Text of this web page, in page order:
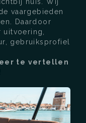
vaargebieden
Daardoor
gebruiksprofiel
te vertellen